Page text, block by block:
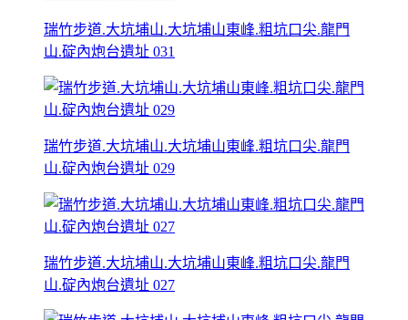
瑞竹步道.大坑埔山.大坑埔山東峰.粗坑口尖.龍門
山.碇內炮台遺址 031
瑞竹步道.大坑埔山.大坑埔山東峰.粗坑口尖.龍門
山.碇內炮台遺址 029
瑞竹步道.大坑埔山.大坑埔山東峰.粗坑口尖.龍門
山.碇內炮台遺址 027